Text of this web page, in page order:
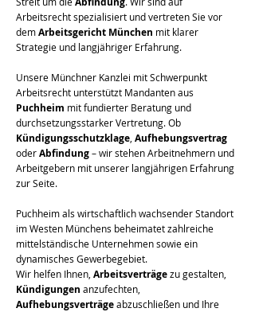
Arbeitsrecht spezialisiert und vertreten Sie vor
demArbeitsgericht München mit klarer
Strategie und langjähriger Erfahrung.
Unsere Münchner Kanzlei mit Schwerpunkt
Arbeitsrecht unterstützt Mandanten aus
Puchheim mit fundierter Beratung und
durchsetzungsstarker Vertretung. Ob
Kündigungsschutzklage Aufhebungsvertrag
oderAbfindung– wir stehen Arbeitnehmern und
Arbeitgebern mit unserer langjährigen Erfahrung
zur Seite.
Puchheim als wirtschaftlich wachsender Standort
im Westen Münchens beheimatet zahlreiche
mittelständische Unternehmen sowie ein
dynamisches Gewerbegebiet.
Wir helfen Ihnen, Arbeitsverträgezu gestalten,
Kündigungen anzufechten,
Aufhebungsverträgeabzuschließen und Ihre